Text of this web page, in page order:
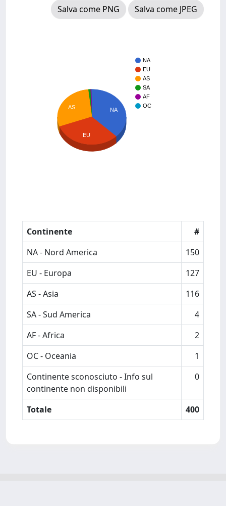
Salva come PNG
Salva come JPEG
NA
EU
AS
SA
AF
OC
NA
AS
EU
Continente
#
NA - Nord America
150
EU - Europa
127
AS - Asia
116
SA - Sud America
4
AF - Africa
2
OC - Oceania
1
Continente sconosciuto - Info sul
continente non disponibili
0
Totale 400